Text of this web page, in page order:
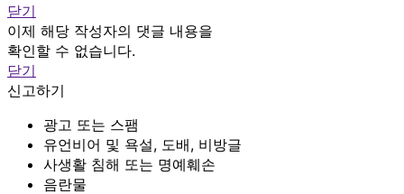
닫기
이제 해당 작성자의 댓글 내용을
확인할 수 없습니다.
닫기
신고하기
광고 또는 스팸
유언비어 및 욕설, 도배, 비방글
사생활 침해 또는 명예훼손
음란물